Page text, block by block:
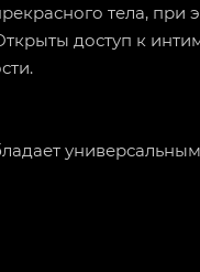
тела, при
доступ к